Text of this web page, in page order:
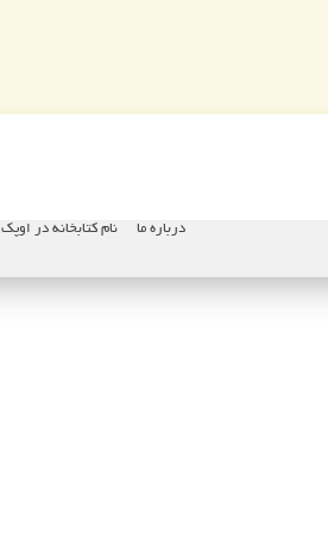
درباره ما نام کتابخانه در اوپک